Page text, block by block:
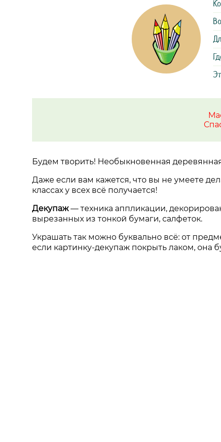
Будем творить! Необыкновенная
Даже если вам кажется, что вы не умеете
классах у всех всё получается!
Декупаж — техника аппликации,
вырезанных из тонкой бумаги, салфеток.
Украшать так можно буквально всё: от
если картинку-декупаж покрыть лаком, она